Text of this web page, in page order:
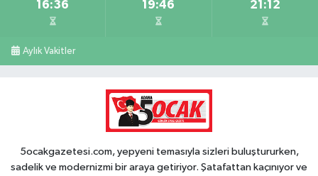
16:36 19:46 21:12
Aylık Vakitler
5ocakgazetesi.com, yepyeni temasıyla sizleri buluştururken,
sadelik ve modernizmi bir araya getiriyor. Şatafattan kaçınıyor ve